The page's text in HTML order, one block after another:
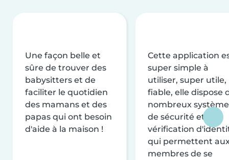
Une façon belle et
sûre de trouver des
babysitters et de
faciliter le quotidien
des mamans et des
papas qui ont besoin
d'aide à la maison !
Cette application
super simple à
utiliser, super utile,
fiable, elle dispose
nombreux
de sécurité et de
vérification
qui permettent
membres de se